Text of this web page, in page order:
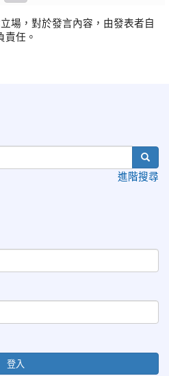
場，對於發言內容，由發表者自
責任。
進階搜尋
登入